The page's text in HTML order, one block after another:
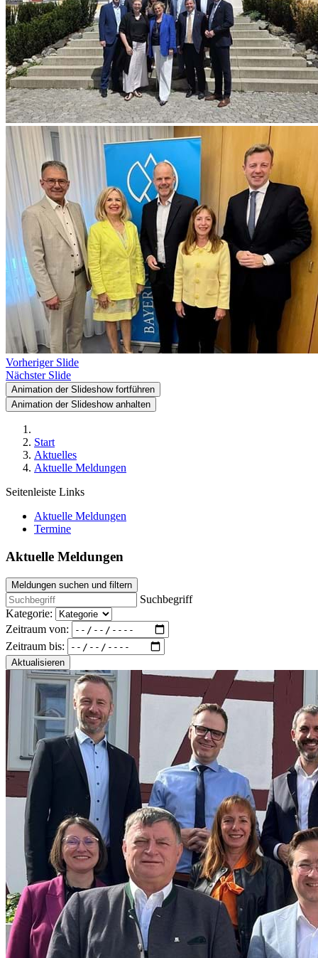
Vorheriger Slide
Nächster Slide
Animation der Slideshow fortführen
Animation der Slideshow anhalten
Start
Aktuelles
Aktuelle Meldungen
Seitenleiste Links
Aktuelle Meldungen
Termine
Aktuelle Meldungen
Meldungen suchen und filtern
Suchbegriff
Kategorie:
Zeitraum von:
Zeitraum bis:
Aktualisieren